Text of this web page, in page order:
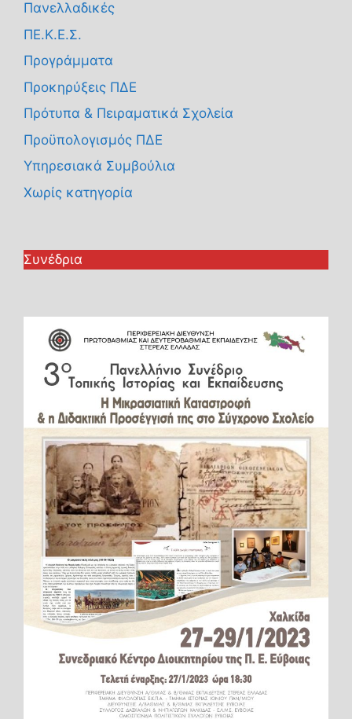
Πανελλαδικές
ΠΕ.Κ.Ε.Σ.
Προγράμματα
Προκηρύξεις ΠΔΕ
Πρότυπα & Πειραματικά Σχολεία
Προϋπολογισμός ΠΔΕ
Υπηρεσιακά Συμβούλια
Χωρίς κατηγορία
Συνέδρια